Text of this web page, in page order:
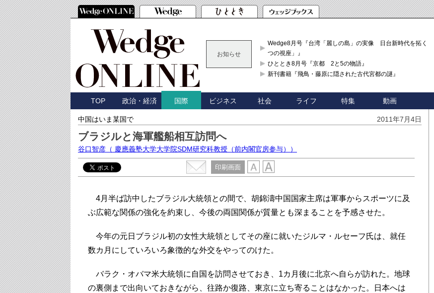
お知らせ
Wedge8月号『台湾「麗しの島」の実像 日台新時代を拓く「3
つの視座」』
ひととき8月号『京都 2と5の物語』
新刊書籍『飛鳥・藤原に隠された古代宮都の謎』
TOP 政治・経済 国際 ビジネス 社会 ライフ 特集 動画
中国はいま某国で 2011年7月4日
ブラジルと海軍艦船相互訪問へ
谷口智彦 （ 慶應義塾大学大学院SDM研究科教授（前内閣官房参与））
印刷画面
4月半ば訪中したブラジル大統領との間で、胡錦濤中国国家主席は軍事からスポーツに及
ぶ広範な関係の強化を約束し、今後の両国関係が質量とも深まることを予感させた。
今年の元日ブラジル初の女性大統領としてその座に就いたジルマ・ルセーフ氏は、就任
数カ月にしていろいろ象徴的な外交をやってのけた。
バラク・オバマ米大統領に自国を訪問させておき、1カ月後に北京へ自らが訪れた。地球
の裏側まで出向いておきながら、往路か復路、東京に立ち寄ることはなかった。日本へは